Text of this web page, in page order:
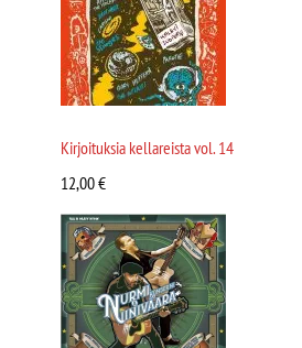
Kirjoituksia kellareista vol. 14
12,00€